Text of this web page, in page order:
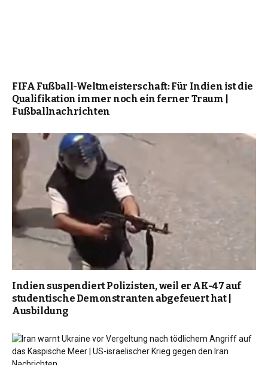
FIFA Fußball-Weltmeisterschaft: Für Indien ist die
Qualifikation immer noch ein ferner Traum |
Fußballnachrichten
Indien suspendiert Polizisten, weil er AK-47 auf
studentische Demonstranten abgefeuert hat |
Ausbildung